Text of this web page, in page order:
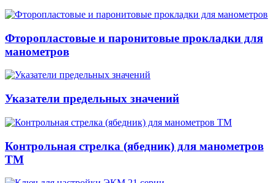
Фторопластовые и паронитовые прокладки для
манометров
Указатели предельных значений
Контрольная стрелка (ябедник) для манометров
ТМ